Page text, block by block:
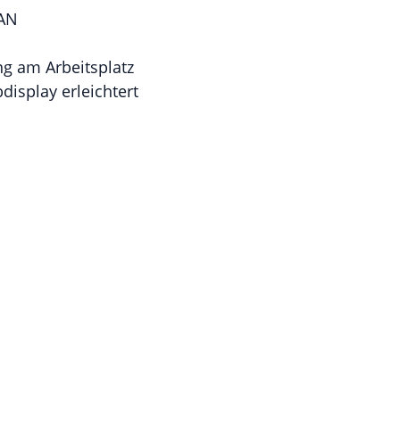
am Arbeitsplatz
erleichtert